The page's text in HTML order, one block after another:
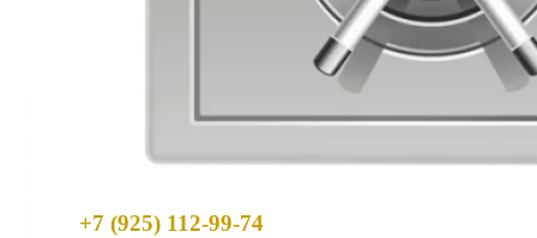
+7 (925) 112-99-74